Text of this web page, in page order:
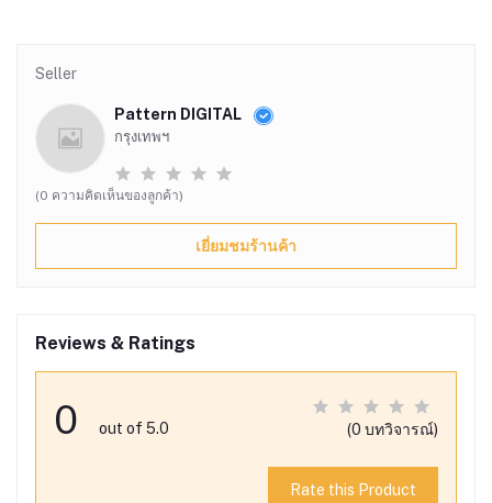
Seller
Pattern DIGITAL
กรุงเทพฯ
(0 ความคิดเห็นของลูกค้า)
เยี่ยมชมร้านค้า
Reviews & Ratings
0 out of 5.0 (0 บทวิจารณ์)
Rate this Product